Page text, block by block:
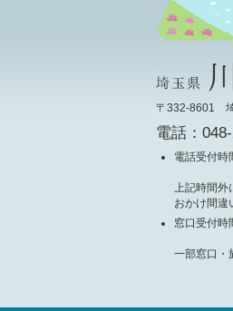
〒332-8601
電話：
電話受付時
上記時間
おかけ間違
窓口受付時
一部窓口・